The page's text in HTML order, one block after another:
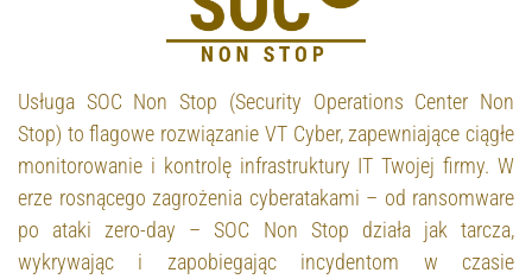
Usługa SOC Non Stop (Security Operations Center Non
Stop) to flagowe rozwiązanie VT Cyber, zapewniające ciągłe
monitorowanie i kontrolę infrastruktury IT Twojej firmy. W
erze rosnącego zagrożenia cyberatakami – od ransomware
po ataki zero-day – SOC Non Stop działa jak tarcza,
wykrywając i zapobiegając incydentom w czasie